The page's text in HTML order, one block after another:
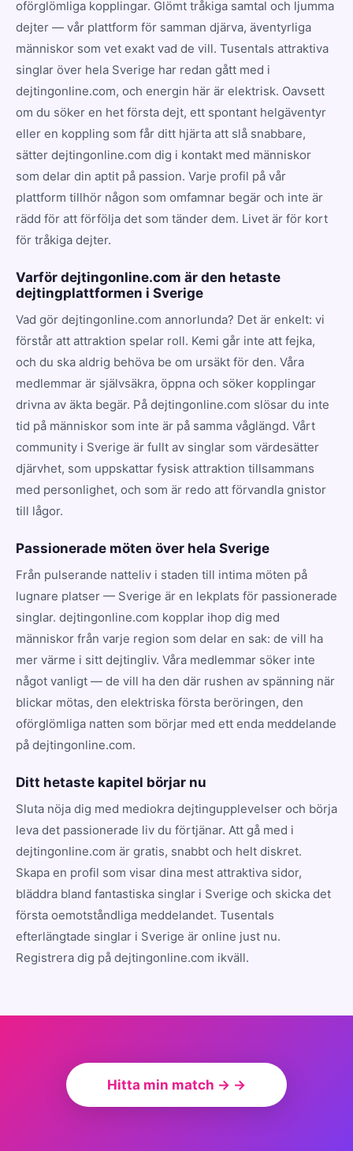
oförglömliga kopplingar. Glömt tråkiga samtal och ljumma
dejter — vår plattform för samman djärva, äventyrliga
människor som vet exakt vad de vill. Tusentals attraktiva
singlar över hela Sverige har redan gått med i
dejtingonline.com, och energin här är elektrisk. Oavsett
om du söker en het första dejt, ett spontant helgäventyr
eller en koppling som får ditt hjärta att slå snabbare,
sätter dejtingonline.com dig i kontakt med människor
som delar din aptit på passion. Varje profil på vår
plattform tillhör någon som omfamnar begär och inte är
rädd för att förfölja det som tänder dem. Livet är för kort
för tråkiga dejter.
Varför dejtingonline.com är den hetaste
dejtingplattformen i Sverige
Vad gör dejtingonline.com annorlunda? Det är enkelt: vi
förstår att attraktion spelar roll. Kemi går inte att fejka,
och du ska aldrig behöva be om ursäkt för den. Våra
medlemmar är självsäkra, öppna och söker kopplingar
drivna av äkta begär. På dejtingonline.com slösar du inte
tid på människor som inte är på samma våglängd. Vårt
community i Sverige är fullt av singlar som värdesätter
djärvhet, som uppskattar fysisk attraktion tillsammans
med personlighet, och som är redo att förvandla gnistor
till lågor.
Passionerade möten över hela Sverige
Från pulserande natteliv i staden till intima möten på
lugnare platser — Sverige är en lekplats för passionerade
singlar. dejtingonline.com kopplar ihop dig med
människor från varje region som delar en sak: de vill ha
mer värme i sitt dejtingliv. Våra medlemmar söker inte
något vanligt — de vill ha den där rushen av spänning när
blickar mötas, den elektriska första beröringen, den
oförglömliga natten som börjar med ett enda meddelande
på dejtingonline.com.
Ditt hetaste kapitel börjar nu
Sluta nöja dig med mediokra dejtingupplevelser och börja
leva det passionerade liv du förtjänar. Att gå med i
dejtingonline.com är gratis, snabbt och helt diskret.
Skapa en profil som visar dina mest attraktiva sidor,
bläddra bland fantastiska singlar i Sverige och skicka det
första oemotståndliga meddelandet. Tusentals
efterlängtade singlar i Sverige är online just nu.
Registrera dig på dejtingonline.com ikväll.
Hitta min match → →